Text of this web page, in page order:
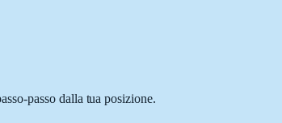
passo dalla tua posizione.